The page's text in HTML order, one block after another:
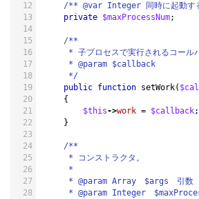
/** @var Integer 同時に起動す
private $maxProcessNum;
/**
* 子プロセスで実行されるコール
     * @param $callback
     */
public function setWork(
{
$this->work = $callback;
}
/**
     * コンストラクタ。
     *
     * @param Array　$args　引数
* @param Integer　